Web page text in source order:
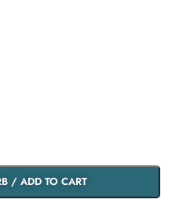
/ ADD TO CART